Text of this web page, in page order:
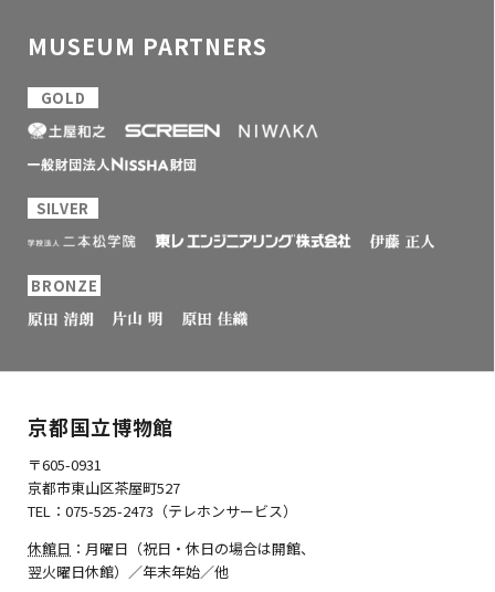
MUSEUM PARTNERS
GOLD
SILVER
BRONZE
京都国立博物館
〒605-0931
京都市東山区茶屋町527
TEL：075-525-2473（テレホンサービス）
休館日 ：月曜日（祝日・休日の場合は開館、
翌火曜日休館）／年末年始／他